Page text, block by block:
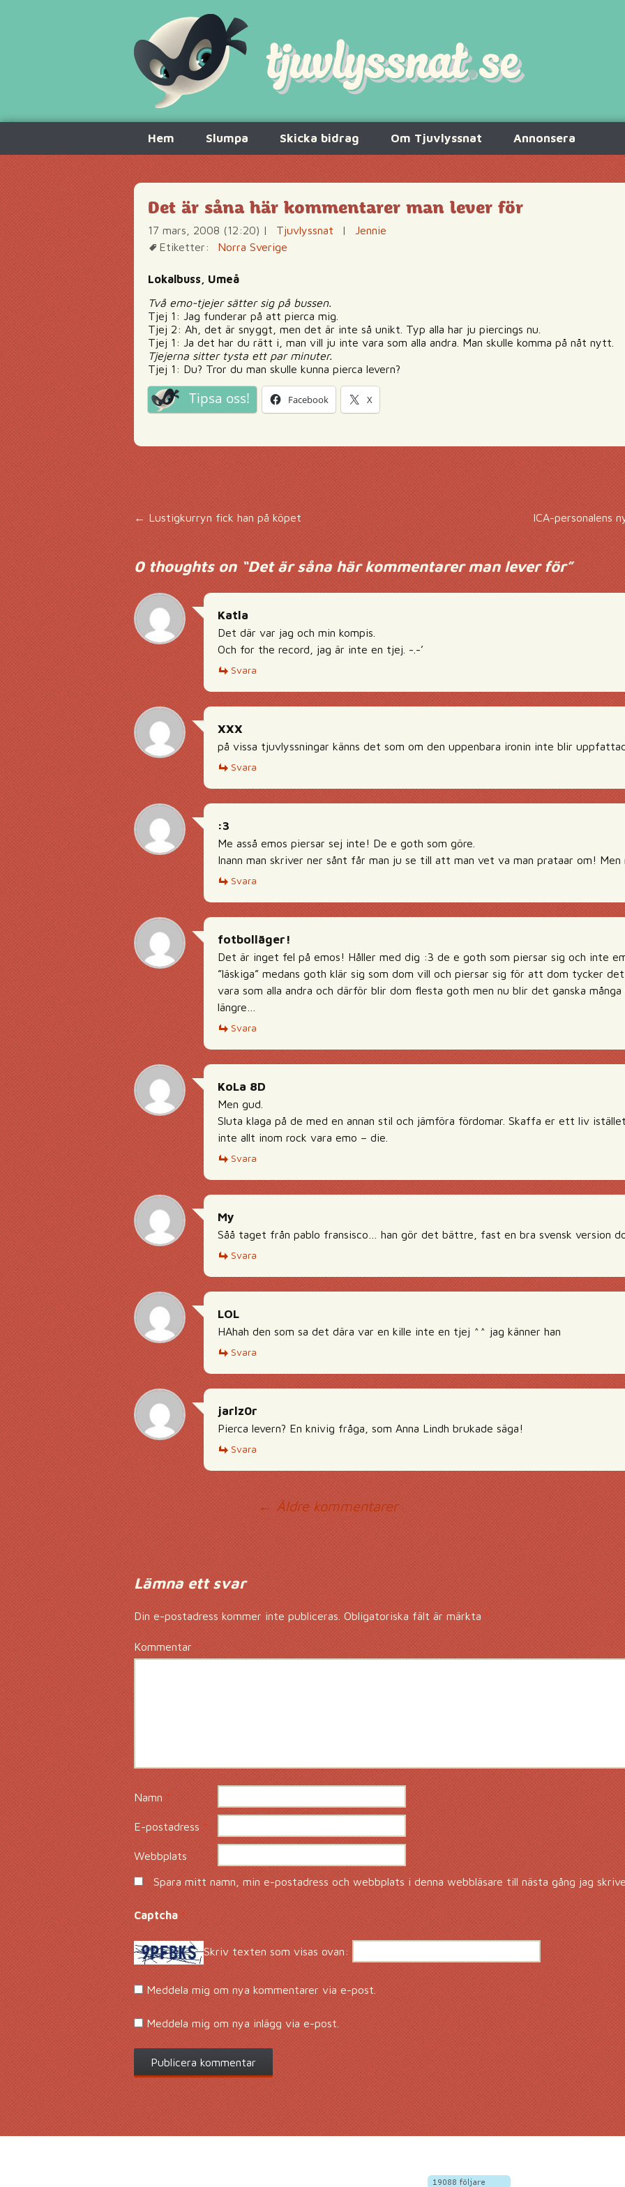
innehåll
Hem Slumpa Skicka bidrag Om Tjuvlyssnat Annonsera
Det är såna här kommentarer man lever för
17 mars, 2008 (12:20) | Tjuvlyssnat |
Jennie
Etiketter:
Norra Sverige
Lokalbuss, Umeå
Två emo-tjejer sätter sig på bussen.
Tjej 1: Jag funderar på att pierca mig.
Tjej 2: Ah, det är snyggt, men det är inte så unikt. Typ alla har ju piercings nu.
Tjej 1: Ja det har du rätt i, man vill ju inte vara som alla andra. Man skulle komma på nåt nytt.
Tjejerna sitter tysta ett par minuter.
Tjej 1: Du? Tror du man skulle kunna pierca levern?
Tipsa oss! Facebook X
Inläggsnavigering
← Lustigkurryn fick han på köpet ICA-personalens
0 thoughts on “Det är såna här kommentarer man lever för”
Katla
Det där var jag och min kompis.
Och for the record, jag är inte en tjej. -.-’
Svara
XXX
på vissa tjuvlyssningar känns det som om den uppenbara ironin inte blir
Svara
:3
Me asså emos piersar sej inte! De e goth som göre.
Inann man skriver ner sånt får man ju se till att man vet va man prataar om! Men
Svara
fotbolläger!
Det är inget fel på emos! Håller med dig :3 de e goth som piersar sig och inte
”läskiga” medans goth klär sig som dom vill och piersar sig för att dom tycker
vara som alla andra och därför blir dom flesta goth men nu blir det ganska
längre…
Svara
KoLa 8D
Men gud.
Sluta klaga på de med en annan stil och jämföra fördomar. Skaffa er ett liv
inte allt inom rock vara emo – die.
Svara
My
Såå taget från pablo fransisco… han gör det bättre, fast en bra svensk version
Svara
LOL
HAhah den som sa det dära var en kille inte en tjej ^^ jag känner han
Svara
jarlz0r
Pierca levern? En knivig fråga, som Anna Lindh brukade säga!
Svara
← Äldre kommentarer
Lämna ett svar
Din e-postadress kommer inte publiceras. Obligatoriska fält är märkta *
Kommentar*
Namn*
E-postadress*
Webbplats
Spara mitt namn, min e-postadress och webbplats i denna webbläsare till nästa gång jag
Captcha *
Skriv texten som visas ovan:
Meddela mig om nya kommentarer via e-post.
Meddela mig om nya inlägg via e-post.